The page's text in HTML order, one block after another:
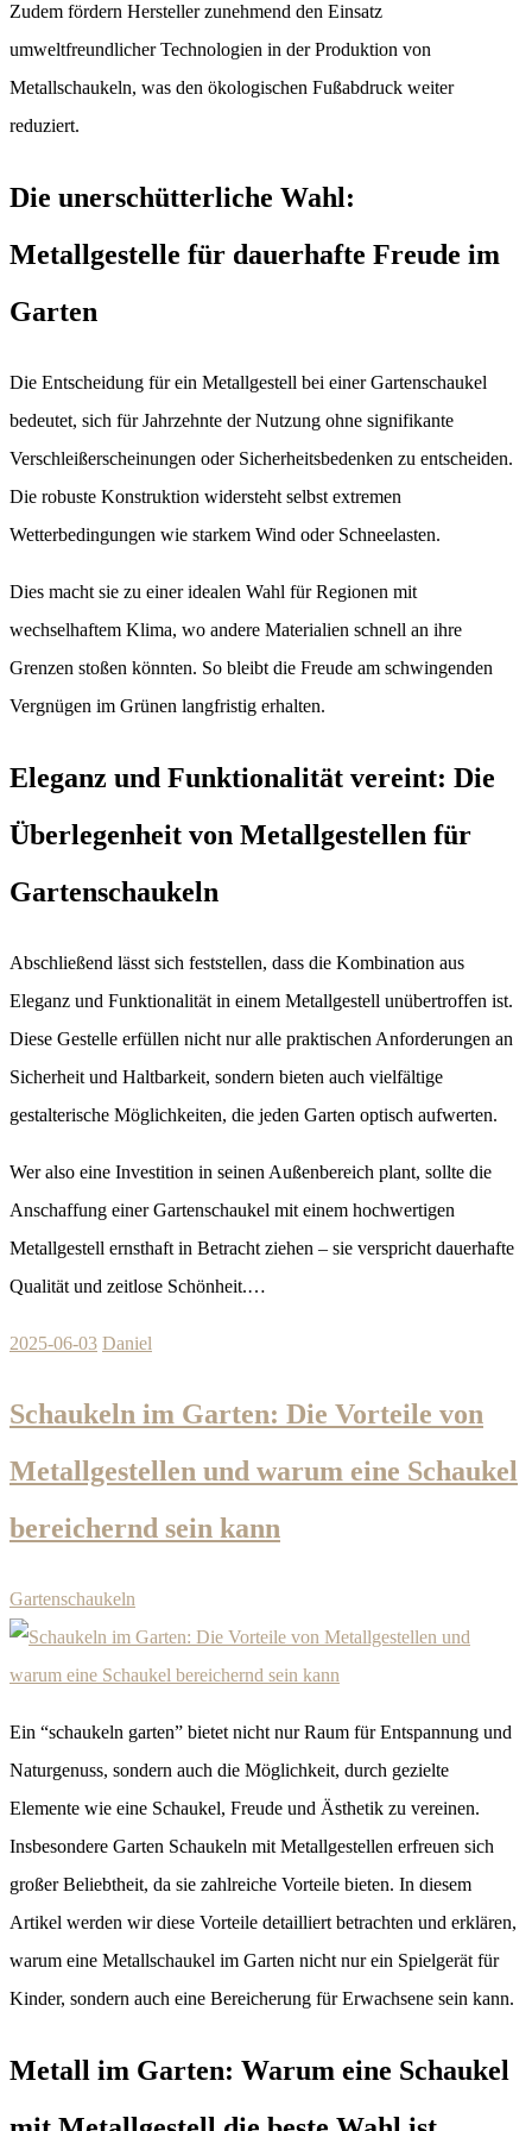
Zudem fördern Hersteller zunehmend den Einsatz
umweltfreundlicher Technologien in der Produktion von
Metallschaukeln, was den ökologischen Fußabdruck weiter
reduziert.
Die unerschütterliche Wahl:
Metallgestelle für dauerhafte Freude im
Garten
Die Entscheidung für ein Metallgestell bei einer Gartenschaukel
bedeutet, sich für Jahrzehnte der Nutzung ohne signifikante
Verschleißerscheinungen oder Sicherheitsbedenken zu entscheiden.
Die robuste Konstruktion widersteht selbst extremen
Wetterbedingungen wie starkem Wind oder Schneelasten.
Dies macht sie zu einer idealen Wahl für Regionen mit
wechselhaftem Klima, wo andere Materialien schnell an ihre
Grenzen stoßen könnten. So bleibt die Freude am schwingenden
Vergnügen im Grünen langfristig erhalten.
Eleganz und Funktionalität vereint: Die
Überlegenheit von Metallgestellen für
Gartenschaukeln
Abschließend lässt sich feststellen, dass die Kombination aus
Eleganz und Funktionalität in einem Metallgestell unübertroffen ist.
Diese Gestelle erfüllen nicht nur alle praktischen Anforderungen an
Sicherheit und Haltbarkeit, sondern bieten auch vielfältige
gestalterische Möglichkeiten, die jeden Garten optisch aufwerten.
Wer also eine Investition in seinen Außenbereich plant, sollte die
Anschaffung einer Gartenschaukel mit einem hochwertigen
Metallgestell ernsthaft in Betracht ziehen – sie verspricht dauerhafte
Qualität und zeitlose Schönheit.…
2025-06-03 Daniel
Schaukeln im Garten: Die Vorteile von
Metallgestellen und warum eine Schaukel
bereichernd sein kann
Gartenschaukeln
Ein “schaukeln garten” bietet nicht nur Raum für Entspannung und
Naturgenuss, sondern auch die Möglichkeit, durch gezielte
Elemente wie eine Schaukel, Freude und Ästhetik zu vereinen.
Insbesondere Garten Schaukeln mit Metallgestellen erfreuen sich
großer Beliebtheit, da sie zahlreiche Vorteile bieten. In diesem
Artikel werden wir diese Vorteile detailliert betrachten und erklären,
warum eine Metallschaukel im Garten nicht nur ein Spielgerät für
Kinder, sondern auch eine Bereicherung für Erwachsene sein kann.
Metall im Garten: Warum eine Schaukel